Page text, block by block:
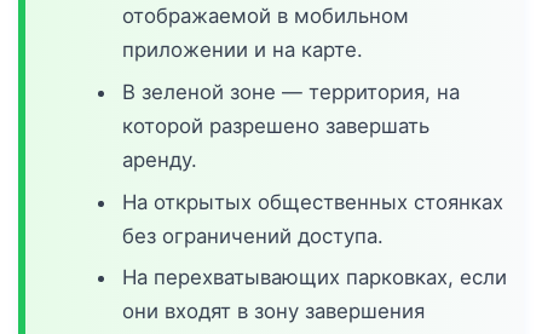
отображаемой в мобильном
приложении и на карте.
В зеленой зоне — территория, на
которой разрешено завершать
аренду.
На открытых общественных стоянках
без ограничений доступа.
На перехватывающих парковках, если
они входят в зону завершения